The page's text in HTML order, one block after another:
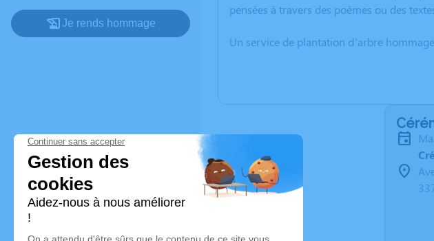
Je rends hommage
pensées à travers des poèmes ou des
Un service de plantation d’arbre